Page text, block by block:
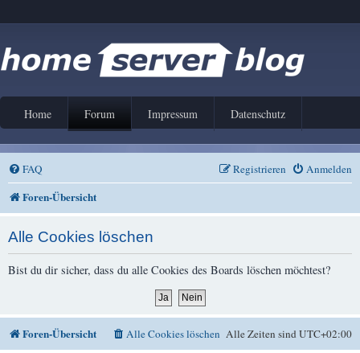
Home Forum Impressum Datenschutz
FAQ Anmelden
Registrieren
Foren-Übersicht
Alle Cookies löschen
Bist du dir sicher, dass du alle Cookies des Boards löschen möchtest?
Foren-Übersicht Alle Zeiten sindUTC+02:00
Alle Cookies löschen